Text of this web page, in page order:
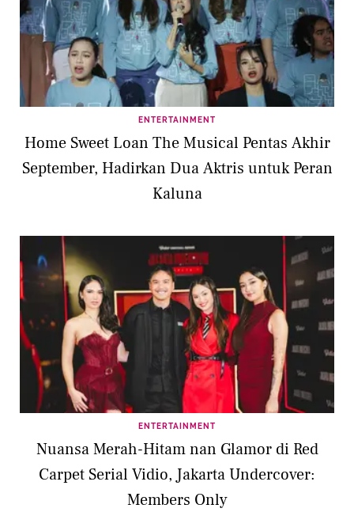
ENTERTAINMENT
Home Sweet Loan The Musical Pentas Akhir
September, Hadirkan Dua Aktris untuk Peran
Kaluna
ENTERTAINMENT
Nuansa Merah-Hitam nan Glamor di Red
Carpet Serial Vidio, Jakarta Undercover:
Members Only